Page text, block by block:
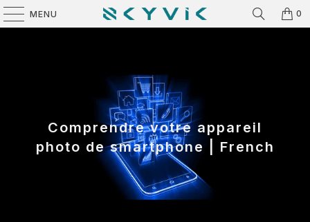
MENU 0
Comprendre votre appareil
photo de smartphone | French